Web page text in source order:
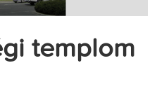
templom